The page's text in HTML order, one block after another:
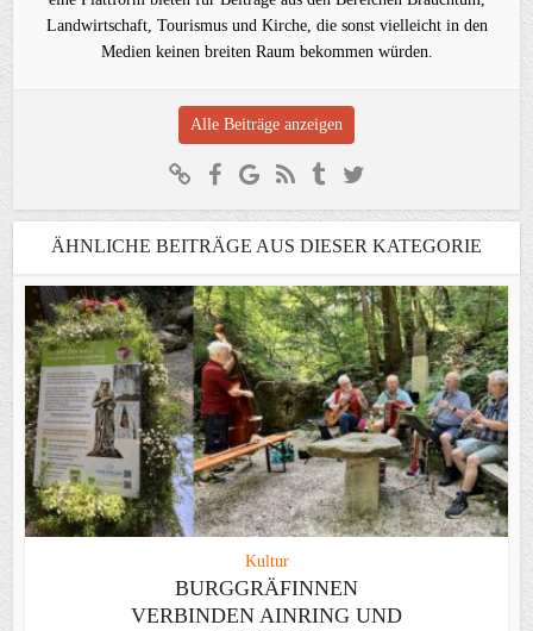
Landwirtschaft, Tourismus und Kirche, die sonst vielleicht in den
Medien keinen breiten Raum bekommen würden.
Alle Beiträge anzeigen
ÄHNLICHE BEITRÄGE AUS DIESER KATEGORIE
Kultur
BURGGRÄFINNEN
VERBINDEN AINRING UND